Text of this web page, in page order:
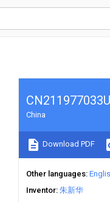
CN211977033U
China
Download PDF
Other languages
Inventor 朱新华